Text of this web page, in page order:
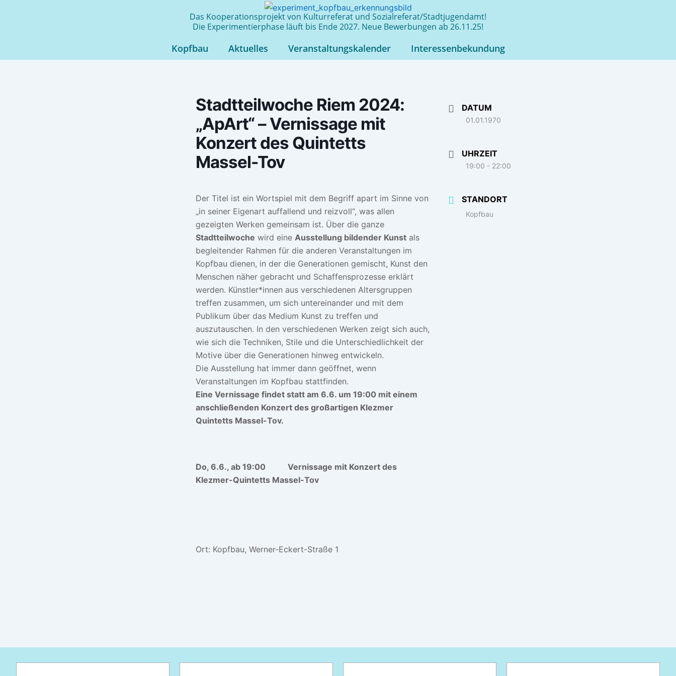
Das Kooperationsprojekt von Kulturreferat und Sozialreferat/Stadtjugendamt!
Die Experimentierphase läuft bis Ende 2027. Neue Bewerbungen ab 26.11.25!
Kopfbau Aktuelles Veranstaltungskalender Interessenbekundung
Stadtteilwoche Riem 2024:
„ApArt“ – Vernissage mit
Konzert des Quintetts
Massel-Tov
Der Titel ist ein Wortspiel mit dem Begriff apart im Sinne von
„in seiner Eigenart auffallend und reizvoll“, was allen
gezeigten Werken gemeinsam ist. Über die ganze
Stadtteilwoche wird eine Ausstellung bildender Kunstals
begleitender Rahmen für die anderen Veranstaltungen im
Kopfbau dienen, in der die Generationen gemischt, Kunst den
Menschen näher gebracht und Schaffensprozesse erklärt
werden. Künstler*innen aus verschiedenen Altersgruppen
treffen zusammen, um sich untereinander und mit dem
Publikum über das Medium Kunst zu treffen und
auszutauschen. In den verschiedenen Werken zeigt sich auch,
wie sich die Techniken, Stile und die Unterschiedlichkeit der
Motive über die Generationen hinweg entwickeln.
Die Ausstellung hat immer dann geöffnet, wenn
Veranstaltungen im Kopfbau stattfinden.
Eine Vernissage findet statt am 6.6. um 19:00 mit einem
anschließenden Konzert des großartigen Klezmer
Quintetts Massel-Tov.
Do, 6.6., ab 19:00 Vernissage mit Konzert des
Klezmer-Quintetts Massel-Tov
Ort: Kopfbau, Werner-Eckert-Straße 1
DATUM
01.01.1970
UHRZEIT
19:00 - 22:00
STANDORT
Kopfbau